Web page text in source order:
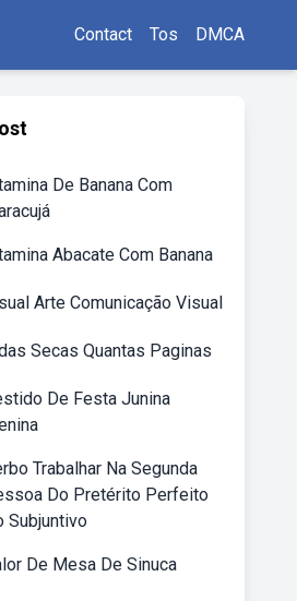
Contact Tos DMCA
De Banana Com
Abacate Com Banana
Arte Comunicação Visual
Secas Quantas Paginas
De Festa Junina
Trabalhar Na Segunda
Do Pretérito Perfeito
Subjuntivo
De Mesa De Sinuca